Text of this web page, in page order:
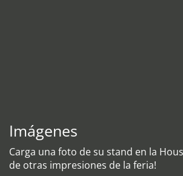
Imágenes
Carga una foto de su stand en la
de otras impresiones de la feria!